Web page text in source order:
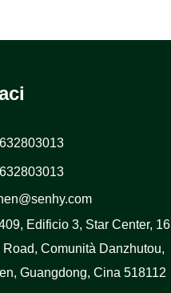
Edificio 3, Star Center, 16
Road, Comunità Danzhutou,
Guangdong, Cina 518112